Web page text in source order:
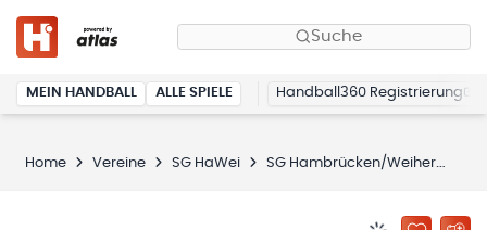
Suche
MEIN HANDBALL ALLE SPIELE Handball360 Registrierung
Home Vereine SG HaWei SG Hambrücken/Weiher